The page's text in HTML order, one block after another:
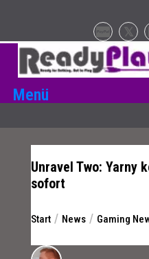
springen
Menü
Unravel Two: Yarny
sofort
Start News Gaming